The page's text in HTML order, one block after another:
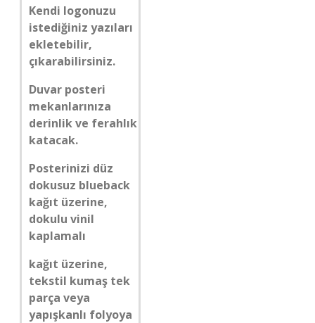
Kendi logonuzu
istediğiniz yazıları
ekletebilir,
çıkarabilirsiniz.
Duvar posteri
mekanlarınıza
derinlik ve ferahlık
katacak.
Posterinizi düz
dokusuz blueback
kağıt üzerine,
dokulu vinil
kaplamalı
kağıt üzerine,
tekstil kumaş tek
parça veya
yapışkanlı folyoya